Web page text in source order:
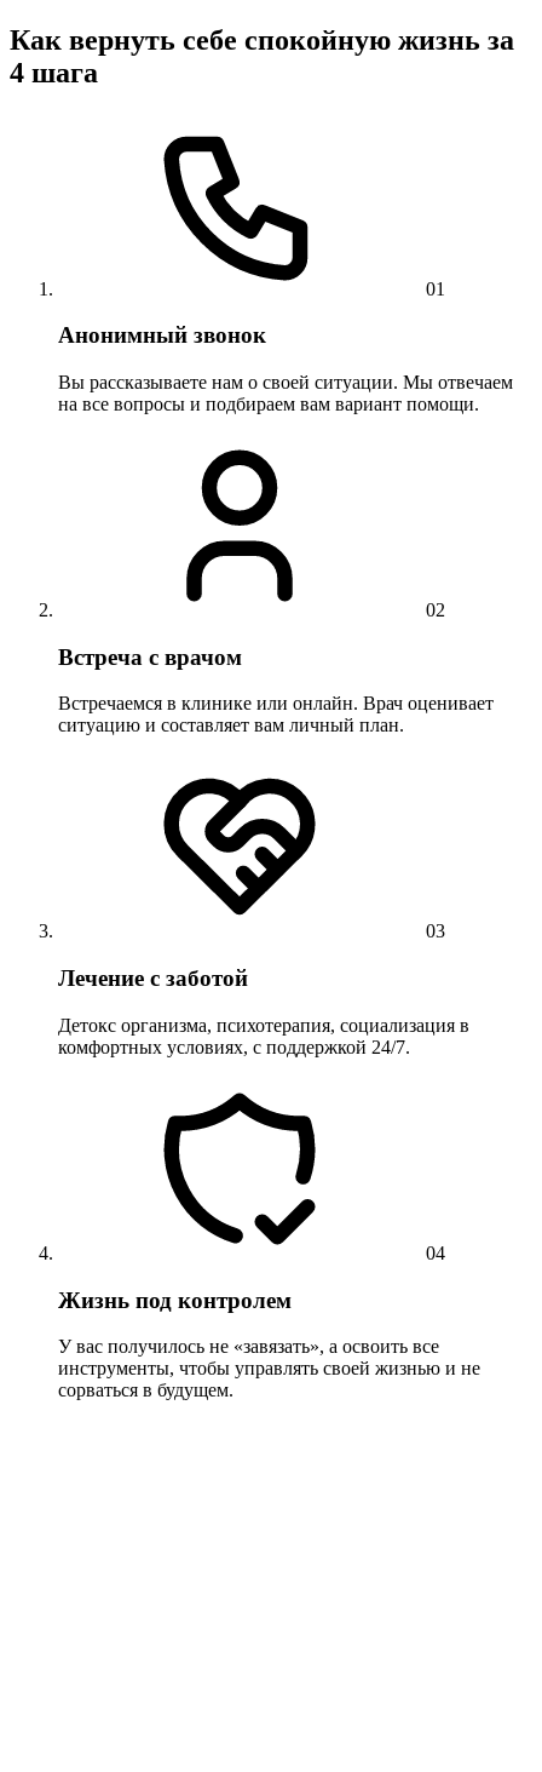
Как вернуть себе спокойную жизнь за
4 шага
01
Анонимный звонок
Вы рассказываете нам о своей ситуации. Мы отвечаем
на все вопросы и подбираем вам вариант помощи.
02
Встреча с врачом
Встречаемся в клинике или онлайн. Врач оценивает
ситуацию и составляет вам личный план.
03
Лечение с заботой
Детокс организма, психотерапия, социализация в
комфортных условиях, с поддержкой 24/7.
04
Жизнь под контролем
У вас получилось не «завязать», а освоить все
инструменты, чтобы управлять своей жизнью и не
сорваться в будущем.